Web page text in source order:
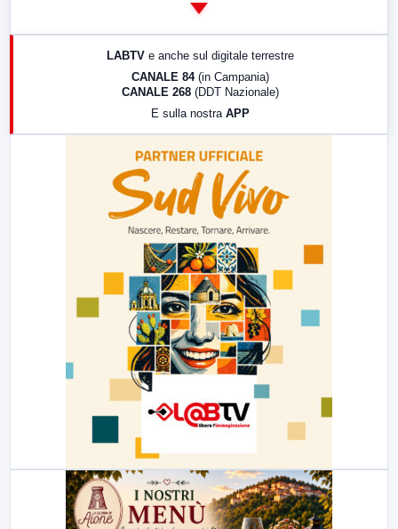
LABTV e anche sul digitale terrestre
CANALE 84 (in Campania)
CANALE 268 (DDT Nazionale)
E sulla nostra APP